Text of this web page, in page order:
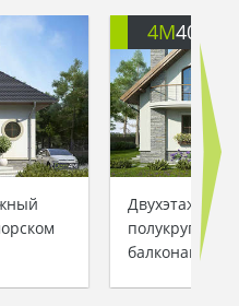
4M401
Двухэтажный
балконами